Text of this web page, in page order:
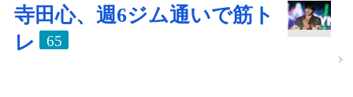
寺田心、週6ジム通いで筋ト
レ
65